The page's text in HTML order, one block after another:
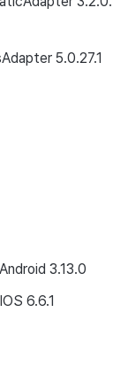
5.0.27.1
3.13.0
6.6.1